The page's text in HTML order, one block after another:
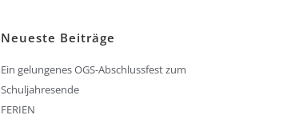
Neueste Beiträge
Ein gelungenes OGS-Abschlussfest zum
Schuljahresende
FERIEN